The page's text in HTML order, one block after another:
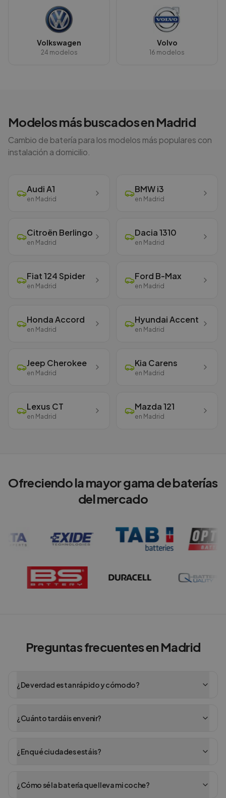
Volkswagen
24 modelos
Volvo
16 modelos
Modelos más buscados enMadrid
Cambio de batería para los modelos más populares con
instalación a domicilio.
AudiA1
en Madrid
BMWi3
en Madrid
Citroën Berlingo
en Madrid
Dacia1310
en Madrid
Fiat124 Spider
en Madrid
Ford B-Max
en Madrid
HondaAccord
en Madrid
HyundaiAccent
en Madrid
Jeep Cherokee
en Madrid
Kia Carens
en Madrid
Lexus CT
en Madrid
Mazda121
en Madrid
Ofreciendo la mayor gama de baterías
del mercado
Preguntas frecuentes en Madrid
¿De verdad es tan rápido y cómodo?
¿Cuánto tardáis en venir?
¿En qué ciudades estáis?
¿Cómo sé la batería que lleva mi coche?